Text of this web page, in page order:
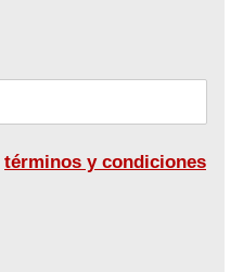
términos y condiciones